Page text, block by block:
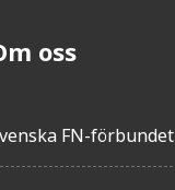
oss
FN-förbundet